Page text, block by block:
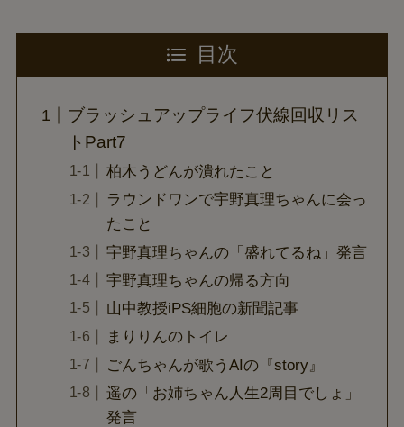
目次
ブラッシュアップライフ伏線回収リス
トPart7
柏木うどんが潰れたこと
ラウンドワンで宇野真理ちゃんに会っ
たこと
宇野真理ちゃんの「盛れてるね」発言
宇野真理ちゃんの帰る方向
山中教授iPS細胞の新聞記事
まりりんのトイレ
ごんちゃんが歌うAIの『story』
遥の「お姉ちゃん人生2周目でしょ」
発言